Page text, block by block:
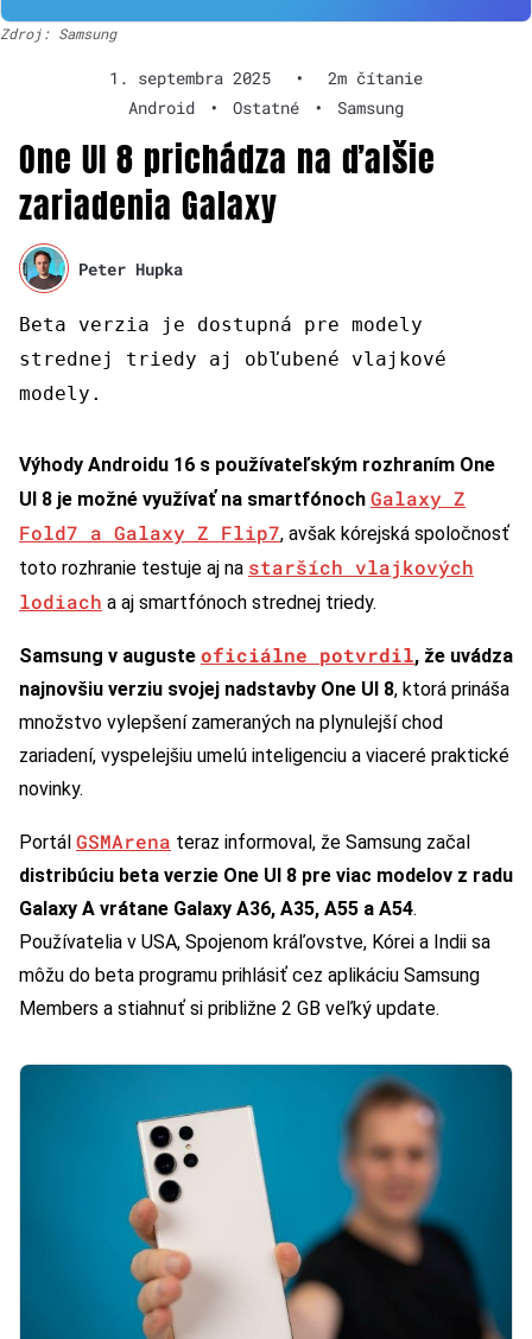
Zdroj: Samsung
1. septembra 2025 •
2m čítanie
Android
• Ostatné • Samsung
One UI 8 prichádza na ďalšie
zariadenia Galaxy
Peter Hupka
Beta verzia je dostupná pre modely
strednej triedy aj obľubené vlajkové
modely.
Výhody Androidu 16 s používateľským rozhraním One
UI 8 je možné využívať na smartfónoch Galaxy Z
Fold7 a Galaxy Z Flip7, avšak kórejská spoločnosť
toto rozhranie testuje aj na starších vlajkových
lodiach a aj smartfónoch strednej triedy.
Samsung v auguste oficiálne potvrdil, že uvádza
najnovšiu verziu svojej nadstavby One UI 8, ktorá prináša
množstvo vylepšení zameraných na plynulejší chod
zariadení, vyspelejšiu umelú inteligenciu a viaceré praktické
novinky.
Portál GSMArena teraz informoval, že Samsung začal
distribúciu beta verzie One UI 8 pre viac modelov z radu
Galaxy A vrátane Galaxy A36, A35, A55 a A54.
Používatelia v USA, Spojenom kráľovstve, Kórei a Indii sa
môžu do beta programu prihlásiť cez aplikáciu Samsung
Members a stiahnuť si približne 2 GB veľký update.